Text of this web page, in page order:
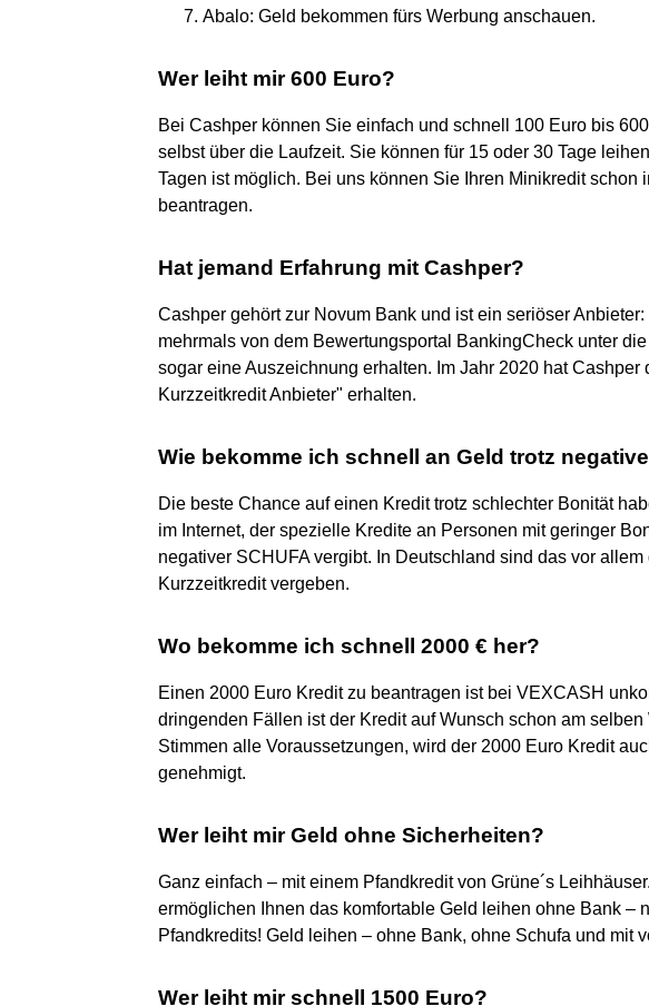
Abalo: Geld bekommen fürs Werbung anschauen.
Wer leiht mir 600 Euro?
Bei Cashper können Sie einfach und schnell 100 Euro bis
selbst über die Laufzeit. Sie können für 15 oder 30 Tage
Tagen ist möglich. Bei uns können Sie Ihren Minikredit schon
beantragen.
Hat jemand Erfahrung mit Cashper?
Cashper gehört zur Novum Bank und ist ein seriöser
mehrmals von dem Bewertungsportal BankingCheck unter
sogar eine Auszeichnung erhalten. Im Jahr 2020 hat Cashper
Kurzzeitkredit Anbieter" erhalten.
Wie bekomme ich schnell an Geld trotz
Die beste Chance auf einen Kredit trotz schlechter Bonität
im Internet, der spezielle Kredite an Personen mit geringer
negativer SCHUFA vergibt. In Deutschland sind das vor
Kurzzeitkredit vergeben.
Wo bekomme ich schnell 2000 € her?
Einen 2000 Euro Kredit zu beantragen ist bei VEXCASH
dringenden Fällen ist der Kredit auf Wunsch schon am selben
Stimmen alle Voraussetzungen, wird der 2000 Euro Kredit
genehmigt.
Wer leiht mir Geld ohne Sicherheiten?
Ganz einfach – mit einem Pfandkredit von Grüne´s
ermöglichen Ihnen das komfortable Geld leihen ohne Bank –
Pfandkredits! Geld leihen – ohne Bank, ohne Schufa und mit
Wer leiht mir schnell 1500 Euro?